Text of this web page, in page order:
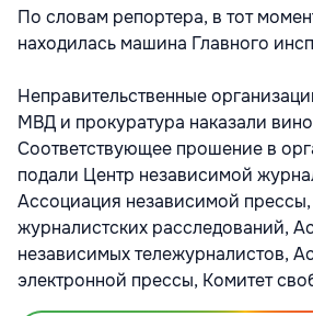
По словам репортера, в тот
находилась машина Главного
Неправительственные
МВД и прокуратура наказали
Соответствующее прошение в
подали Центр независимой
Ассоциация независимой
журналистских расследований,
независимых тележурналистов,
электронной прессы, Комитет